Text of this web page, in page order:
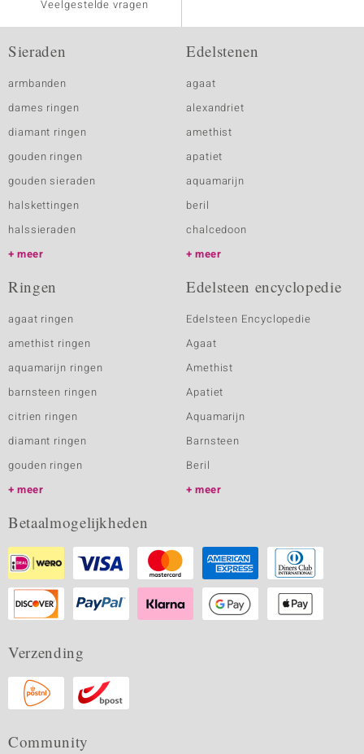
Veelgestelde vragen
Sieraden
armbanden
dames ringen
diamant ringen
gouden ringen
gouden sieraden
halskettingen
halssieraden
meer
Edelstenen
agaat
alexandriet
amethist
apatiet
aquamarijn
beril
chalcedoon
meer
Ringen
agaat ringen
amethist ringen
aquamarijn ringen
barnsteen ringen
citrien ringen
diamant ringen
gouden ringen
meer
Edelsteen encyclopedie
Edelsteen Encyclopedie
Agaat
Amethist
Apatiet
Aquamarijn
Barnsteen
Beril
meer
Betaalmogelijkheden
Verzending
Community